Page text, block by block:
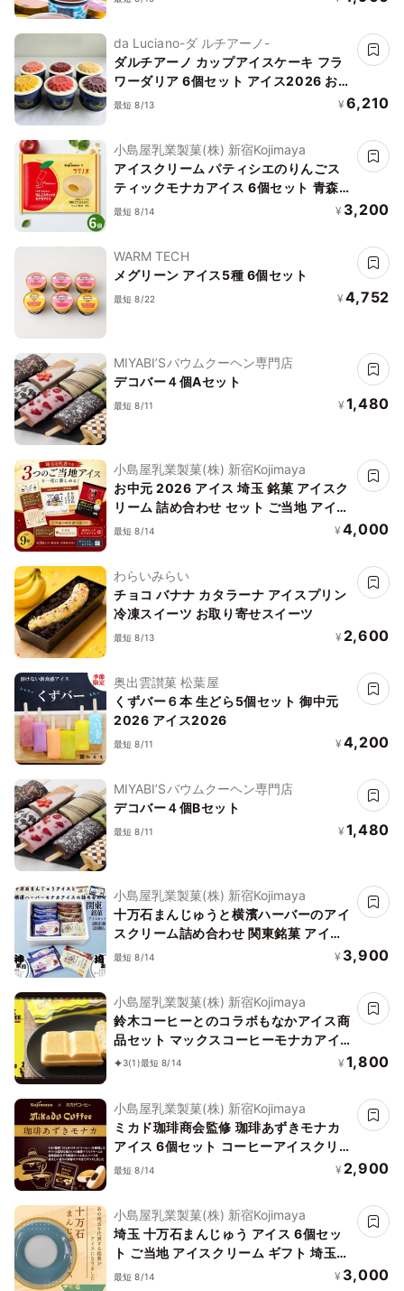
da Luciano-ダ ルチアーノ-
ダルチアーノ カップアイスケーキ フラ
ワーダリア 6個セット アイス2026 お中
元2026
最短 8/13 ¥ 6,210
小島屋乳業製菓(株) 新宿Kojimaya
アイスクリーム パティシエのりんごス
ティックモナカアイス 6個セット 青森
ラグノオささき 新宿Kojimaya コラボ
最短 8/14 ¥ 3,200
WARM TECH
メグリーン アイス5種 6個セット
最短 8/22 ¥ 4,752
MIYABI’Sバウムクーヘン専門店
デコバー４個Aセット
最短 8/11 ¥ 1,480
小島屋乳業製菓(株) 新宿Kojimaya
お中元 2026 アイス 埼玉 銘菓 アイスク
リーム 詰め合わせ セット ご当地 アイス
ギフト 9個入 十万石まんじゅう わたぼ
最短 8/14 ¥ 4,000
わらいみらい
チョコ バナナ カタラーナ アイスプリン
冷凍スイーツ お取り寄せスイーツ
最短 8/13 ¥ 2,600
奥出雲讃菓 松葉屋
くずバー６本 生どら5個セット 御中元
2026 アイス2026
最短 8/11 ¥ 4,200
MIYABI’Sバウムクーヘン専門店
デコバー４個Bセット
最短 8/11 ¥ 1,480
小島屋乳業製菓(株) 新宿Kojimaya
十万石まんじゅうと横濱ハーバーのアイ
スクリーム詰め合わせ 関東銘菓 アイス
セット 神奈川の横濱ハーバー 埼玉の十
ス2026
最短 8/14 ¥ 3,900
小島屋乳業製菓(株) 新宿Kojimaya
鈴木コーヒーとのコラボもなかアイス商
品セット マックスコーヒーモナカアイ
ス6個入り お中元 2026 アイス2026
3(1)最短 8/14 ¥ 1,800
小島屋乳業製菓(株) 新宿Kojimaya
ミカド珈琲商会監修 珈琲あずきモナカ
アイス 6個セット コーヒーアイスクリ
ーム ミカドコーヒー コラボ商品 ご当地
最短 8/14 ¥ 2,900
小島屋乳業製菓(株) 新宿Kojimaya
埼玉 十万石まんじゅう アイス 6個セッ
ト ご当地 アイスクリーム ギフト 埼玉銘
菓 十万石饅頭 うまい うますぎる 十万石
最短 8/14 ¥ 3,000